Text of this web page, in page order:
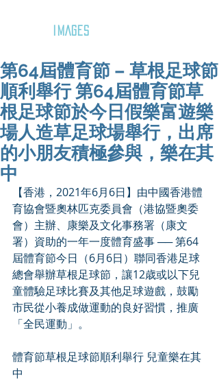
IMAGES
第64屆體育節 – 草根足球節
順利舉行 第64屆體育節草
根足球節於今日假樂富遊樂
場人造草足球場舉行，出席
的小朋友積極參與，樂在其
中
【香港，2021年6月6日】由中國香港體
育協會暨奧林匹克委員會（港協暨奧委
會）主辦、康樂及文化事務署（康文
署）資助的一年一度體育盛事 ── 第64
屆體育節今日（6月6日）聯同香港足球
總會舉辦草根足球節，讓12歳或以下兒
童體驗足球比賽及其他足球遊戲，鼓勵
市民從小養成做運動的良好習慣，推廣
「全民運動」。
體育節草根足球節順利舉行 兒童樂在其
中